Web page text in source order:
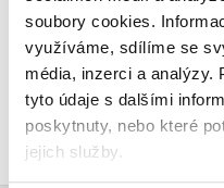
soubory cookies.
využíváme, sdílíme se
média, inzerci a analýzy.
tyto údaje s dalšími
poskytnuty, nebo které
jejich služby.